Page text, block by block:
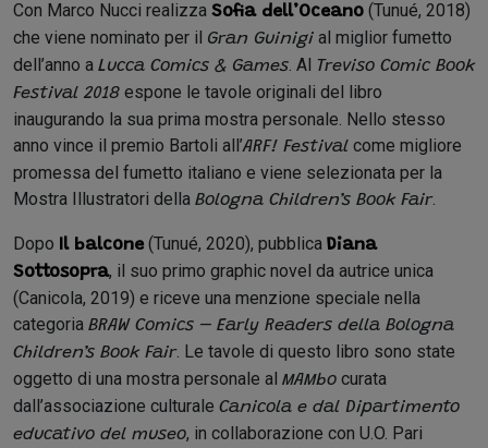
Con Marco Nucci realizza Sofia dell’Oceano (Tunué, 2018)
che viene nominato per il Gran Guinigi al miglior fumetto
dell’anno a Lucca Comics & Games . Al Treviso Comic Book
Festival 2018 espone le tavole originali del libro
inaugurando la sua prima mostra personale. Nello stesso
anno vince il premio Bartoli all’ARF! Festival come migliore
promessa del fumetto italiano e viene selezionata per la
Mostra Illustratori della Bologna Children’s Book Fair.
Dopo Il balcone (Tunué, 2020), pubblica Diana
Sottosopra, il suo primo graphic novel da autrice unica
(Canicola, 2019) e riceve una menzione speciale nella
categoria BRAW Comics – Early Readers della Bologna
Children’s Book Fair. Le tavole di questo libro sono state
oggetto di una mostra personale al MAMbo curata
dall’associazione culturale Canicola e dal Dipartimento
educativo del museo, in collaborazione con U.O. Pari